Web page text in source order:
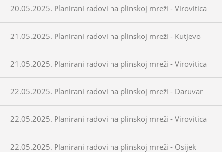
20.05.2025. Planirani radovi na plinskoj mreži - Virovitica
21.05.2025. Planirani radovi na plinskoj mreži - Kutjevo
21.05.2025. Planirani radovi na plinskoj mreži - Virovitica
22.05.2025. Planirani radovi na plinskoj mreži - Daruvar
22.05.2025. Planirani radovi na plinskoj mreži - Virovitica
22.05.2025. Planirani radovi na plinskoj mreži - Osijek